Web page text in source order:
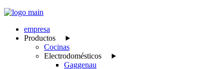
empresa
Productos
Cocinas
Electrodomésticos
Gaggenau